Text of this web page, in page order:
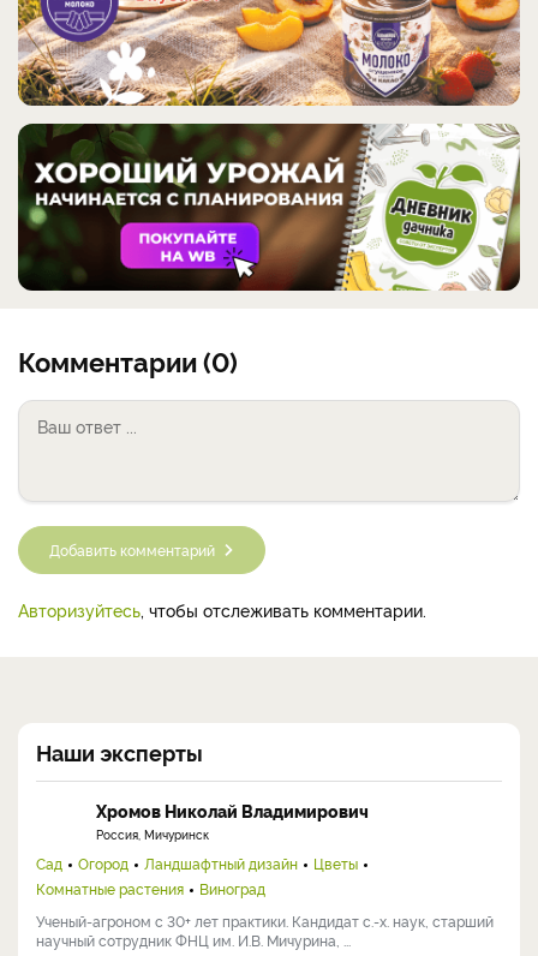
Комментарии (0)
Добавить комментарий
Авторизуйтесь, чтобы отслеживать комментарии.
Наши эксперты
Хромов Николай Владимирович
Россия, Мичуринск
Сад Огород Ландшафтный дизайн
Цветы
Комнатные растения
Виноград
Ученый-агроном с 30+ лет практики. Кандидат с.-х. наук, старший
научный сотрудник ФНЦ им. И.В. Мичурина, ...